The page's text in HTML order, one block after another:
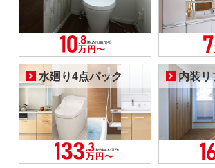
水廻り4点パック 内装リ